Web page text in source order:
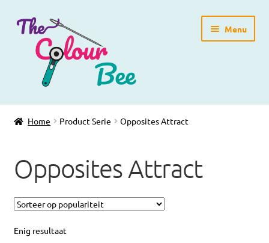
Ga
door
navigatie
Ga
direct
inhoud
Menu
Home
Blog
Workshops
Gratis Patronen
Home Product Serie Opposites Attract
Opposites Attract
Enig resultaat